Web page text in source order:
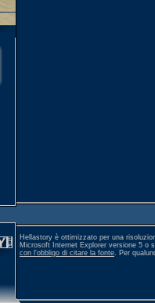
Hellastory è ottimizzato per una
Microsoft Internet Explorer versione 5 o
con l'obbligo di citare la fonte. Per